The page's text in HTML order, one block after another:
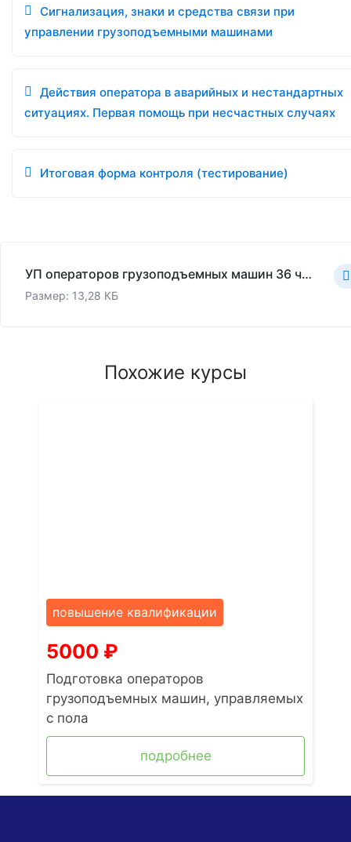
Сигнализация, знаки и средства связи при
управлении грузоподъемными машинами
Действия оператора в аварийных и нестандартных
ситуациях. Первая помощь при несчастных случаях
Итоговая форма контроля (тестирование)
УП операторов грузоподъемных машин 36 часов.xlsx
Размер: 13,28 КБ
Похожие курсы
повышение квалификации
5000 ₽
Подготовка операторов
грузоподъемных машин, управляемых
с пола
подробнее